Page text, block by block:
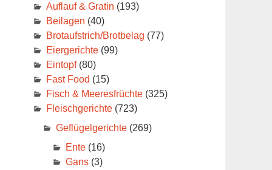
Auflauf & Gratin (193)
Beilagen (40)
Brotaufstrich/Brotbelag (77)
Eiergerichte(99)
Eintopf(80)
Fast Food (15)
Fisch & Meeresfrüchte(325)
Fleischgerichte(723)
Geflügelgerichte(269)
Ente(16)
Gans(3)